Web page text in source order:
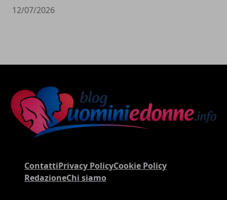
12/07/2026
ContattiPrivacy PolicyCookie Policy
RedazioneChi siamo